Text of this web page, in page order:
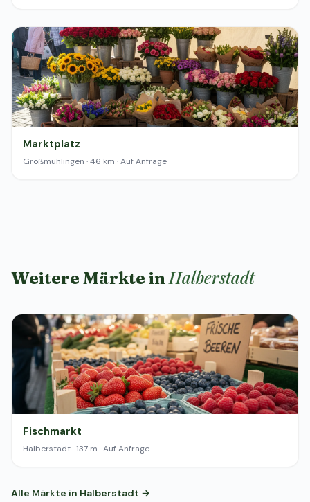
Marktplatz
Großmühlingen · 46 km · Auf Anfrage
Weitere Märkte inHalberstadt
Fischmarkt
Halberstadt · 137 m · Auf Anfrage
Alle Märkte in Halberstadt →